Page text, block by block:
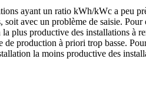
ayant un ratio kWh/kWc a peu
soit avec un problème de saisie.
plus productive des installations à
de production à priori trop basse.
la moins productive des